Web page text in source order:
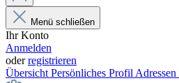
Menü schließen
Ihr Konto
Anmelden
oderregistrieren
Übersicht Persönliches Profil Adressen